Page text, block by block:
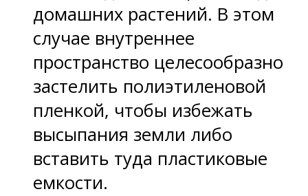
домашних растений. В этом
случае внутреннее
пространство целесообразно
застелить полиэтиленовой
пленкой, чтобы избежать
высыпания земли либо
вставить туда пластиковые
емкости.